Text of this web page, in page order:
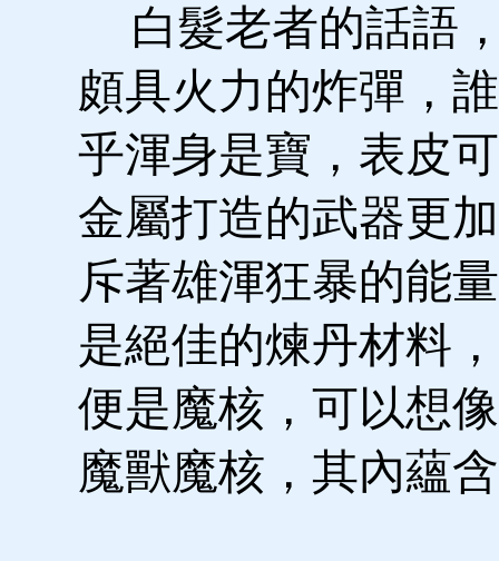
白髮老者的話語
頗具火力的炸彈，
乎渾身是寶，表皮
金屬打造的武器更
斥著雄渾狂暴的能
是絕佳的煉丹材料
便是魔核，可以想
魔獸魔核，其內蘊